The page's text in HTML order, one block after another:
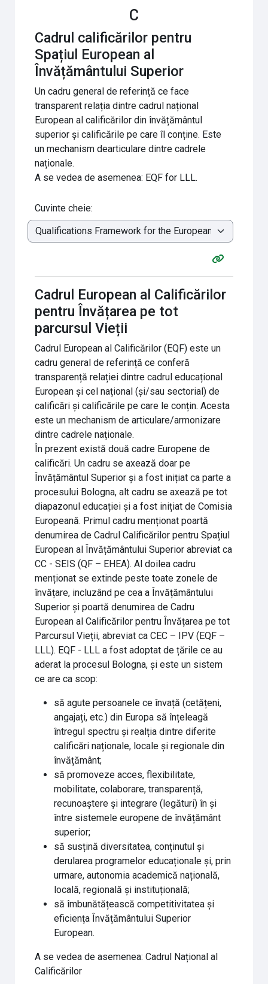
C
Cadrul calificărilor pentru
Spațiul European al
Învățământului Superior
Un cadru general de referință ce face
transparent relația dintre cadrul național
European al calificărilor din învățământul
superior și calificările pe care îl conține. Este
un mechanism dearticulare dintre cadrele
naționale.
A se vedea de asemenea: EQF for LLL.
Cuvinte cheie:
Cadrul European al Calificărilor
pentru Învățarea pe tot
parcursul Vieții
Cadrul European al Calificărilor (EQF) este un
cadru general de referință ce conferă
transparență relației dintre cadrul educațional
European și cel național (și/sau sectorial) de
calificări și calificările pe care le conțin. Acesta
este un mechanism de articulare/armonizare
dintre cadrele naționale.
În prezent există două cadre Europene de
calificări. Un cadru se axează doar pe
Învățământul Superior și a fost inițiat ca parte a
procesului Bologna, alt cadru se axează pe tot
diapazonul educației și a fost inițiat de Comisia
Europeană. Primul cadru menționat poartă
denumirea de Cadrul Calificărilor pentru Spațiul
European al Învățământului Superior abreviat ca
CC - SEIS (QF – EHEA). Al doilea cadru
menționat se extinde peste toate zonele de
învățare, incluzând pe cea a Învățământului
Superior și poartă denumirea de Cadru
European al Calificărilor pentru Învățarea pe tot
Parcursul Vieții, abreviat ca CEC – IPV (EQF –
LLL). EQF - LLL a fost adoptat de țările ce au
aderat la procesul Bologna, și este un sistem
ce are ca scop:
să agute persoanele ce învață (cetățeni,
angajați, etc.) din Europa să înțeleagă
întregul spectru și realția dintre diferite
calificări naționale, locale și regionale din
învățământ;
să promoveze acces, flexibilitate,
mobilitate, colaborare, transparență,
recunoaștere și integrare (legături) în și
între sistemele europene de învățământ
superior;
să susțină diversitatea, conținutul și
derularea programelor educaționale și, prin
urmare, autonomia academică națională,
locală, regională și instituțională;
să îmbunătățească competitivitatea și
eficiența Învățământului Superior
European.
A se vedea de asemenea: Cadrul Național al
Calificărilor